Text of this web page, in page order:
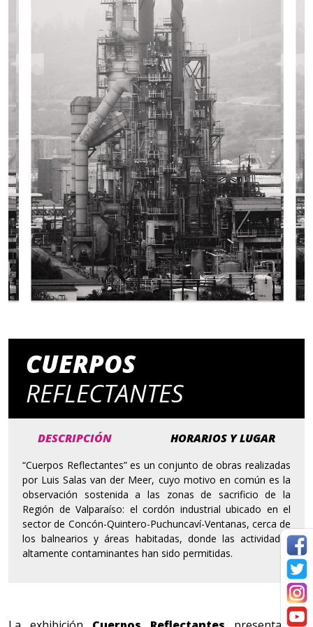
CUERPOS
REFLECTANTES
DESCRIPCIÓN HORARIOS Y LUGAR
“Cuerpos Reflectantes” es un conjunto de obras realizadas
por Luis Salas van der Meer, cuyo motivo en común es la
observación sostenida a las zonas de sacrificio de la
Región de Valparaíso: el cordón industrial ubicado en el
sector de Concón-Quintero-Puchuncaví-Ventanas, cerca de
los balnearios y áreas habitadas, donde las actividades
altamente contaminantes han sido permitidas.